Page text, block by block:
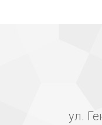
ул.